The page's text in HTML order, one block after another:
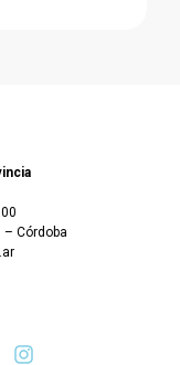
– Córdoba